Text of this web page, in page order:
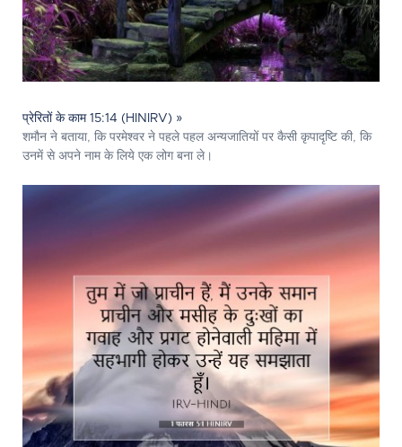
प्रेरितों के काम 15:14 (HINIRV) »
शमौन ने बताया, कि परमेश्‍वर ने पहले पहल अन्यजातियों पर कैसी कृपादृष्टि की, कि
उनमें से अपने नाम के लिये एक लोग बना ले।